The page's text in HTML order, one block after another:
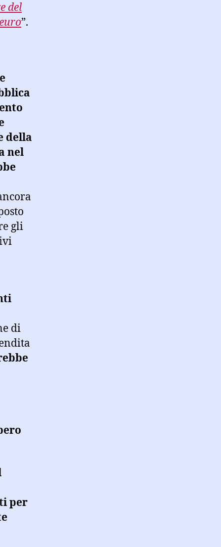
del
”.
della
nel
gli
di
per